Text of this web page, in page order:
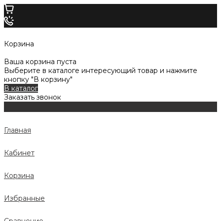
Корзина
Ваша корзина пуста
Выберите в каталоге интересующий товар и нажмите
кнопку "В корзину"
В каталог
Заказать звонок
Главная
Кабинет
Корзина
Избранные